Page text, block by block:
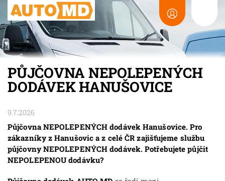
PŮJČOVNA NEPOLEPENÝCH
DODÁVEK HANUŠOVICE
9.7.2026
Půjčovna NEPOLEPENÝCH dodávek Hanušovice. Pro
zákazníky z Hanušovic a z celé ČR zajišťujeme službu
půjčovny NEPOLEPENÝCH dodávek. Potřebujete půjčit
NEPOLEPENOU dodávku?